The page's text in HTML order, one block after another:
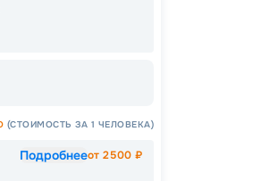
(СТОИМОСТЬ ЗА 1 ЧЕЛОВЕКА)
Подробнееот2500 ₽